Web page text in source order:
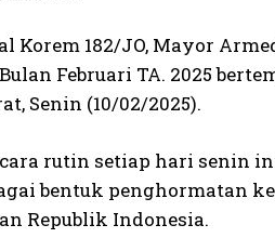
Korem 182/JO, Mayor
Februari TA. 2025
Senin (10/02/2025).
rutin setiap hari senin
bentuk penghormatan
Republik Indonesia.